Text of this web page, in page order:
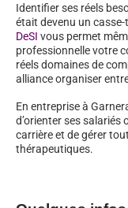
Identifier ses réels
était devenu un casse-
DeSI vous permet
professionnelle votre
réels domaines de
alliance organiser
En entreprise à
d’orienter ses salariés
carrière et de gérer
thérapeutiques.